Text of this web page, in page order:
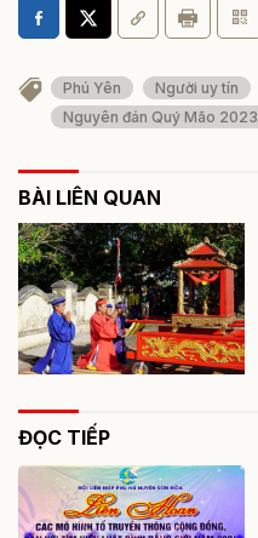
Phú Yên Người uy tín
Nguyên đán Quý Mão 2023
BÀI LIÊN QUAN
ĐỌC TIẾP